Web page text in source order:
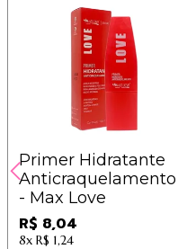
Primer Hidratante
Anticraquelamento
- Max Love
R$ 8,04
8x R$ 1,24